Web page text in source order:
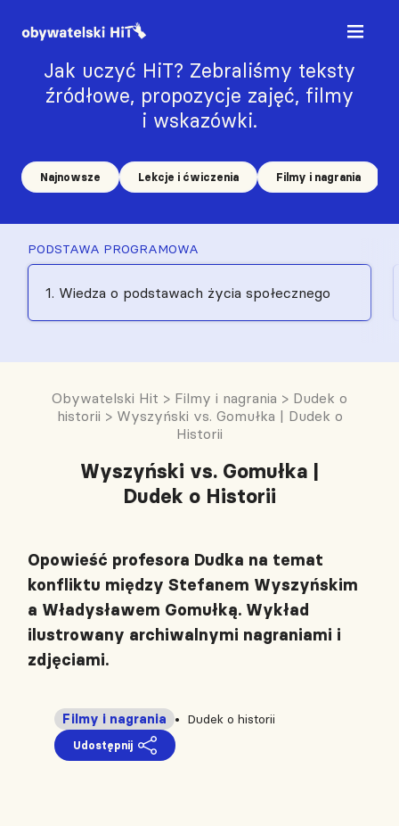
Jak uczyć HiT? Zebraliśmy teksty
źródłowe, propozycje zajęć, filmy
i wskazówki.
Najnowsze Lekcje i ćwiczenia Filmy i nagrania
PODSTAWA PROGRAMOWA
1. Wiedza o podstawach życia społecznego
Obywatelski Hit > Filmy i nagrania > Dudek o
historii > Wyszyński vs. Gomułka | Dudek o
Historii
Wyszyński vs. Gomułka |
Dudek o Historii
Opowieść profesora Dudka na temat
konfliktu między Stefanem Wyszyńskim
a Władysławem Gomułką. Wykład
ilustrowany archiwalnymi nagraniami i
zdjęciami.
Dudek o historii
Filmy i nagrania
Udostępnij